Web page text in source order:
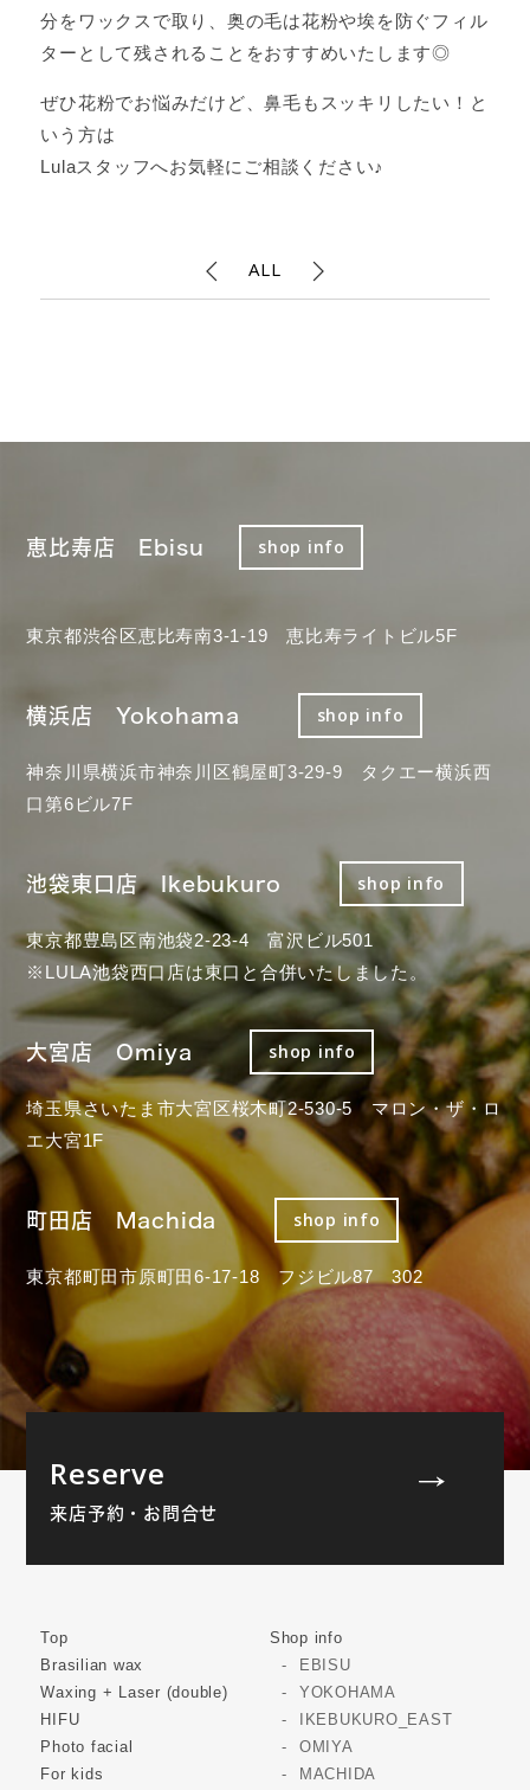
分をワックスで取り、奥の毛は花粉や埃を防ぐフィル
ターとして残されることをおすすめいたします◎
ぜひ花粉でお悩みだけど、鼻毛もスッキリしたい！と
いう方は
Lulaスタッフへお気軽にご相談ください♪
ALL
恵比寿店 Ebisu shop info
東京都渋谷区恵比寿南3-1-19 恵比寿ライトビル5F
横浜店 Yokohama shop info
神奈川県横浜市神奈川区鶴屋町3-29-9 タクエー横浜西
口第6ビル7F
池袋東口店 Ikebukuro shop info
東京都豊島区南池袋2-23-4 富沢ビル501
※LULA池袋西口店は東口と合併いたしました。
大宮店 Omiya shop info
埼玉県さいたま市大宮区桜木町2-530-5 マロン・ザ・ロ
エ大宮1F
町田店 Machida shop info
東京都町田市原町田6-17-18 フジビル87 302
Reserve
来店予約・お問合せ
Top
Brasilian wax
Waxing + Laser (double)
HIFU
Photo facial
For kids
Shop info
EBISU
YOKOHAMA
IKEBUKURO_EAST
OMIYA
MACHIDA